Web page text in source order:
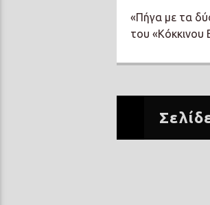
«Πήγα με τα
του